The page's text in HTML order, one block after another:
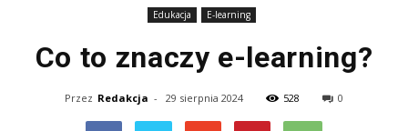
Edukacja E-learning
Co to znaczy e-learning?
Przez Redakcja - 29 sierpnia 2024 528 0